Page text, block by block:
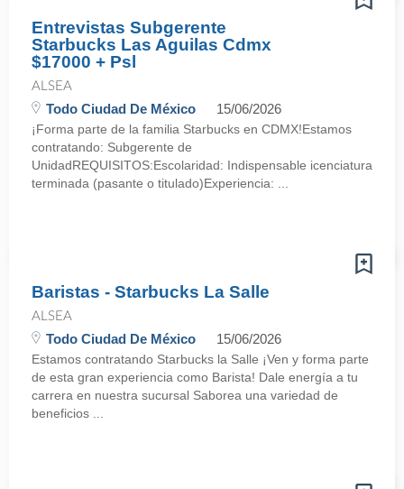
Entrevistas Subgerente
Starbucks Las Aguilas Cdmx
$17000 + Psl
ALSEA
Todo Ciudad De México 15/06/2026
¡Forma parte de la familia Starbucks en CDMX!Estamos
contratando: Subgerente de
UnidadREQUISITOS:Escolaridad: Indispensable icenciatura
terminada (pasante o titulado)Experiencia: ...
Baristas - Starbucks La Salle
ALSEA
Todo Ciudad De México 15/06/2026
Estamos contratando Starbucks la Salle ¡Ven y forma parte
de esta gran experiencia como Barista! Dale energía a tu
carrera en nuestra sucursal Saborea una variedad de
beneficios ...